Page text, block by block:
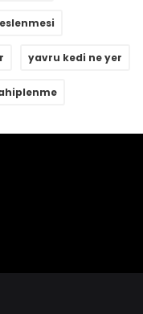
yavru kedi ne yer